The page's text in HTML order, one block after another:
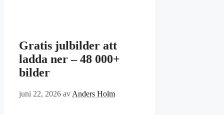
Gratis julbilder att
ladda ner – 48 000+
bilder
juni 22, 2026 av Anders Holm